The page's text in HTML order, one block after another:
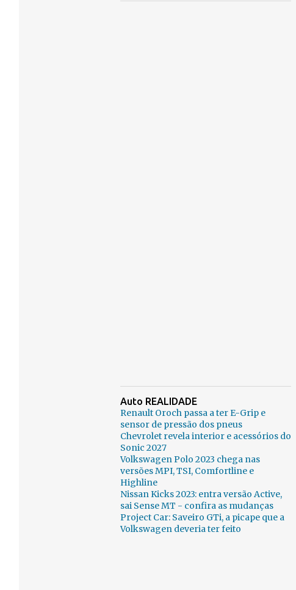
Auto REALIDADE
Renault Oroch passa a ter E-Grip e
sensor de pressão dos pneus
Chevrolet revela interior e acessórios do
Sonic 2027
Volkswagen Polo 2023 chega nas
versões MPI, TSI, Comfortline e
Highline
Nissan Kicks 2023: entra versão Active,
sai Sense MT - confira as mudanças
Project Car: Saveiro GTi, a picape que a
Volkswagen deveria ter feito